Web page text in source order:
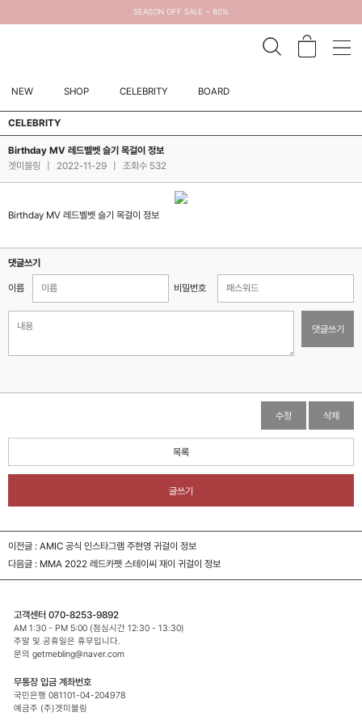
SEASON OFF SALE ~ 80%
NEW SHOP CELEBRITY BOARD
CELEBRITY
Birthday MV 레드벨벳 슬기 목걸이 정보
겟미블링
2022-11-29 조회수 532
Birthday MV 레드벨벳 슬기 목걸이 정보
댓글쓰기
이름 비밀번호
댓글쓰기
수정 삭제
목록
글쓰기
이전글 : AMIC 공식 인스타그램 주현영 귀걸이 정보
다음글 : MMA 2022 레드카펫 스테이씨 재이 귀걸이 정보
고객센터 070-8253-9892
AM 1:30 - PM 5:00 (점심시간 12:30 - 13:30)
주말 및 공휴일은 휴무입니다.
문의 getmebling@naver.com
무통장 입금 계좌번호
국민은행 081101-04-204978
예금주 (주)겟미블링